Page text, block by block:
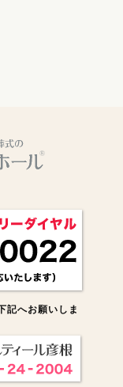
記へお願いしま